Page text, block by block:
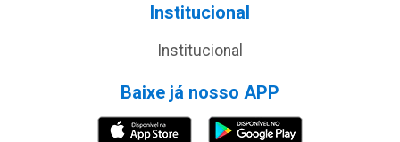
Institucional
Institucional
Baixe já nosso APP